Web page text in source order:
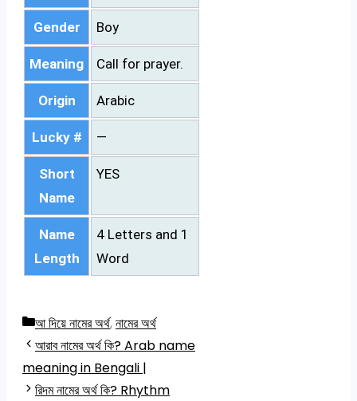
Gender Boy
Meaning Call for prayer.
Origin Arabic
Lucky # —
Short
Name
YES
Name
Length
4 Letters and 1
Word
Categories
আ দিয়ে নামের অর্থ,নামের অর্থ
আরাব নামের অর্থ কি? Arab name
meaning in Bengali |
রিদম নামের অর্থ কি? Rhythm